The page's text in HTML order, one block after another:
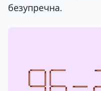
безупречна.